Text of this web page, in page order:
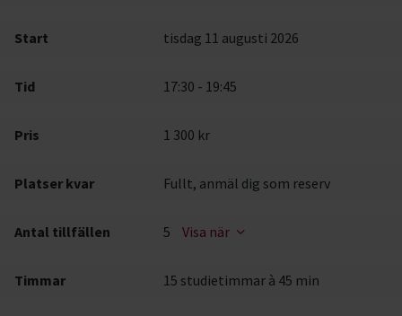
Start tisdag 11 augusti 2026
Tid 17:30 - 19:45
Pris 1 300 kr
Platser kvar Fullt, anmäl dig som reserv
Antal tillfällen 5 Visa när
Timmar 15 studietimmar à 45 min